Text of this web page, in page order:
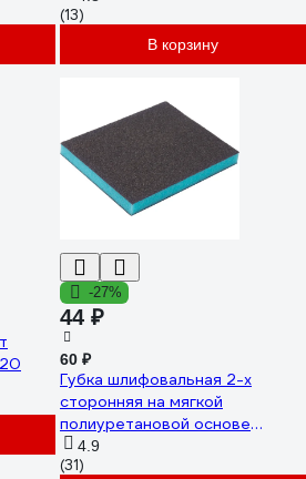
(13)
В корзину
-27%
44 ₽
60 ₽
Губка шлифовальная 2-х
сторонняя на мягкой
полиуретановой основе
Sponge Pads Blue 120x98x13
мм, P240 Hanko sp-
4.9
(31)